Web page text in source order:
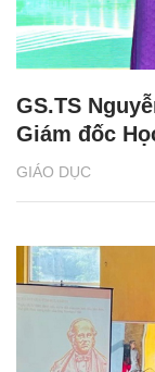
GIÁO DỤC
GS.TS
Giám đốc